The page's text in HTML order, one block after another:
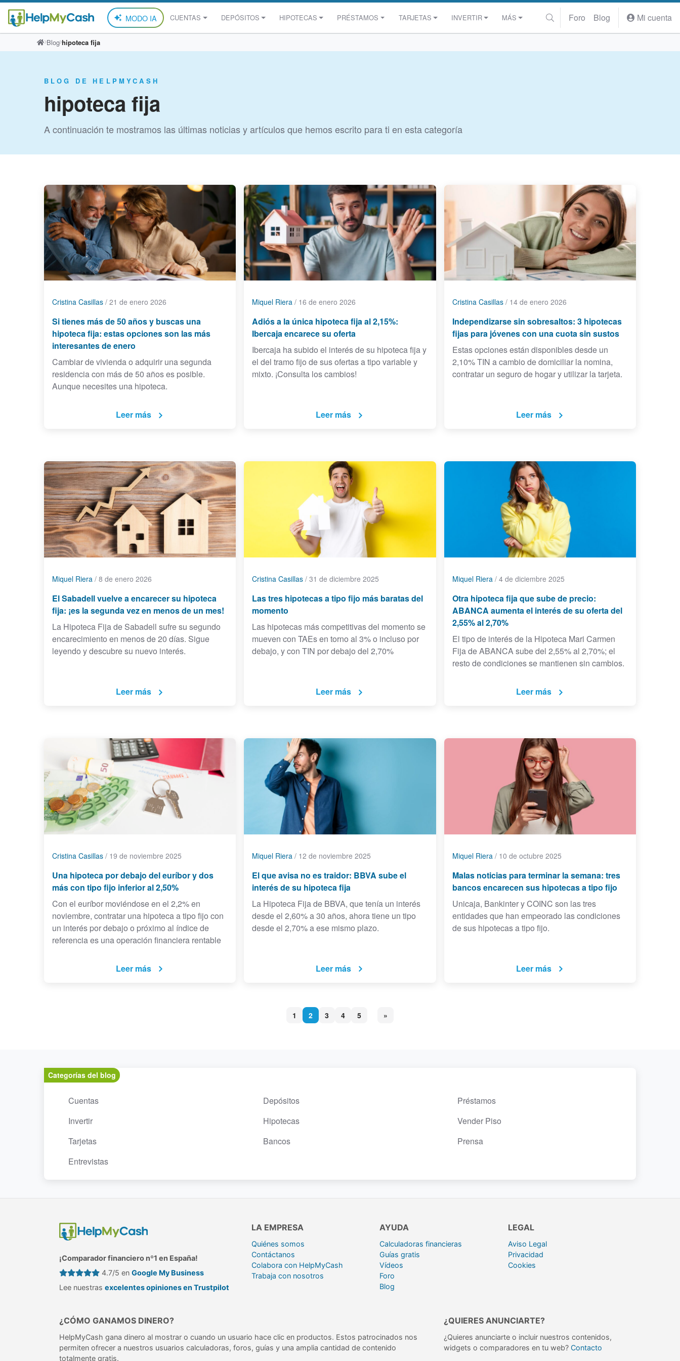
MODO IA CUENTAS DEPÓSITOS HIPOTECAS PRÉSTAMOS TARJETAS INVERTIR MÁS Foro Blog Mi cuenta
al
Blog hipoteca fija
BLOG DE HELPMYCASH
hipoteca fija
A continuación te mostramos las últimas noticias y artículos que hemos escrito para ti en esta categoría
Cristina Casillas / 21 de enero 2026
Si tienes más de 50 años y buscas una
hipoteca fija: estas opciones son las más
interesantes de enero
Cambiar de vivienda o adquirir una segunda
residencia con más de 50 años es posible.
Aunque necesites una hipoteca.
Leer más
Miquel Riera / 16 de enero 2026
Adiós a la única hipoteca fija al 2,15%:
Ibercaja encarece su oferta
Ibercaja ha subido el interés de su hipoteca fija y
el del tramo fijo de sus ofertas a tipo variable y
mixto. ¡Consulta los cambios!
Leer más
Cristina Casillas/ 14 de enero 2026
Independizarse sin sobresaltos: 3 hipotecas
fijas para jóvenes con una cuota sin sustos
Estas opciones están disponibles desde un
2,10% TIN a cambio de domiciliar la nomina,
contratar un seguro de hogar y utilizar la tarjeta.
Leer más
Miquel Riera / 8 de enero 2026
El Sabadell vuelve a encarecer su hipoteca
fija: ¡es la segunda vez en menos de un mes!
La Hipoteca Fija de Sabadell sufre su segundo
encarecimiento en menos de 20 días. Sigue
leyendo y descubre su nuevo interés.
Leer más
Cristina Casillas /31 de diciembre 2025
Las tres hipotecas a tipo fijo más baratas del
momento
Las hipotecas más competitivas del momento se
mueven con TAEs en torno al 3% o incluso por
debajo, y con TIN por debajo del 2,70%
Leer más
Miquel Riera / 4 de diciembre 2025
Otra hipoteca fija que sube de precio:
ABANCA aumenta el interés de su oferta del
2,55% al 2,70%
El tipo de interés de la Hipoteca Mari Carmen
Fija de ABANCA sube del 2,55% al 2,70%; el
resto de condiciones se mantienen sin cambios.
Leer más
Cristina Casillas / 19 de noviembre 2025
Una hipoteca por debajo del euríbor y dos
más con tipo fijo inferior al 2,50%
Con el euríbor moviéndose en el 2,2% en
noviembre, contratar una hipoteca a tipo fijo con
un interés por debajo o próximo al índice de
referencia es una operación financiera rentable
Leer más
Miquel Riera / 12 de noviembre 2025
El que avisa no es traidor: BBVA sube el
interés de su hipoteca fija
La Hipoteca Fija de BBVA, que tenía un interés
desde el 2,60% a 30 años, ahora tiene un tipo
desde el 2,70% a ese mismo plazo.
Leer más
Miquel Riera / 10 de octubre 2025
Malas noticias para terminar la semana: tres
bancos encarecen sus hipotecas a tipo fijo
Unicaja, Bankinter y COINC son las tres
entidades que han empeorado las condiciones
de sus hipotecas a tipo fijo.
Leer más
1 2 3 4 5 »
Categorías del blog
Cuentas
Invertir
Tarjetas
Entrevistas
Depósitos
Hipotecas
Bancos
Préstamos
Vender Piso
Prensa
¡Comparador financiero nº1 en España!
4.7/5 en Google My Business
Lee nuestras excelentes opiniones en Trustpilot
LA EMPRESA
Quiénes somos
Contáctanos
Colabora con HelpMyCash
Trabaja con nosotros
AYUDA
Calculadoras financieras
Guías gratis
Vídeos
Foro
Blog
LEGAL
Aviso Legal
Privacidad
Cookies
¿CÓMO GANAMOS DINERO?
HelpMyCash gana dinero al mostrar o cuando un usuario hace clic en productos. Estos patrocinados nos
permiten ofrecer a nuestros usuarios calculadoras, foros, guías y una amplia cantidad de contenido
totalmente gratis.
¿QUIERES ANUNCIARTE?
¿Quieres anunciarte o incluir nuestros contenidos,
widgets o comparadores en tu web? Contacto